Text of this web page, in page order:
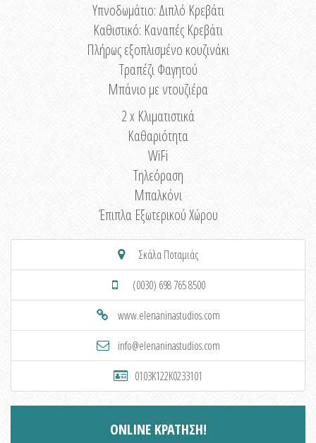
Υπνοδωμάτιο: Διπλό Κρεβάτι
Καθιστικό: Καναπές Κρεβάτι
Πλήρως εξοπλισμένο κουζινάκι
Τραπέζι Φαγητού
Μπάνιο με ντουζιέρα
2 x Κλιματιστικά
Καθαριότητα
WiFi
Τηλεόραση
Μπαλκόνι
Έπιπλα Εξωτερικού Χώρου
Σκάλα Ποταμιάς
(0030) 698 765 8500
www.elenaninastudios.com
info@elenaninastudios.com
0103K122K0233101
ONLINE ΚΡΑΤΗΣΗ!